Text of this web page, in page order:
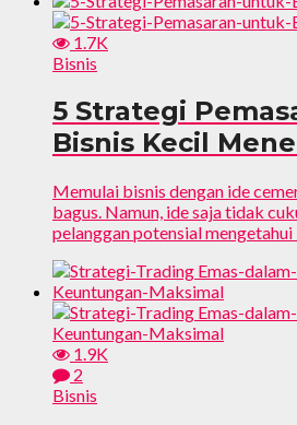
1.7K
Bisnis
5 Strategi
Bisnis Kecil
Memulai bisnis dengan ide
bagus. Namun, ide saja tidak
pelanggan potensial mengetahui
1.9K
2
Bisnis